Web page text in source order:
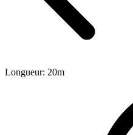
Longueur: 20m